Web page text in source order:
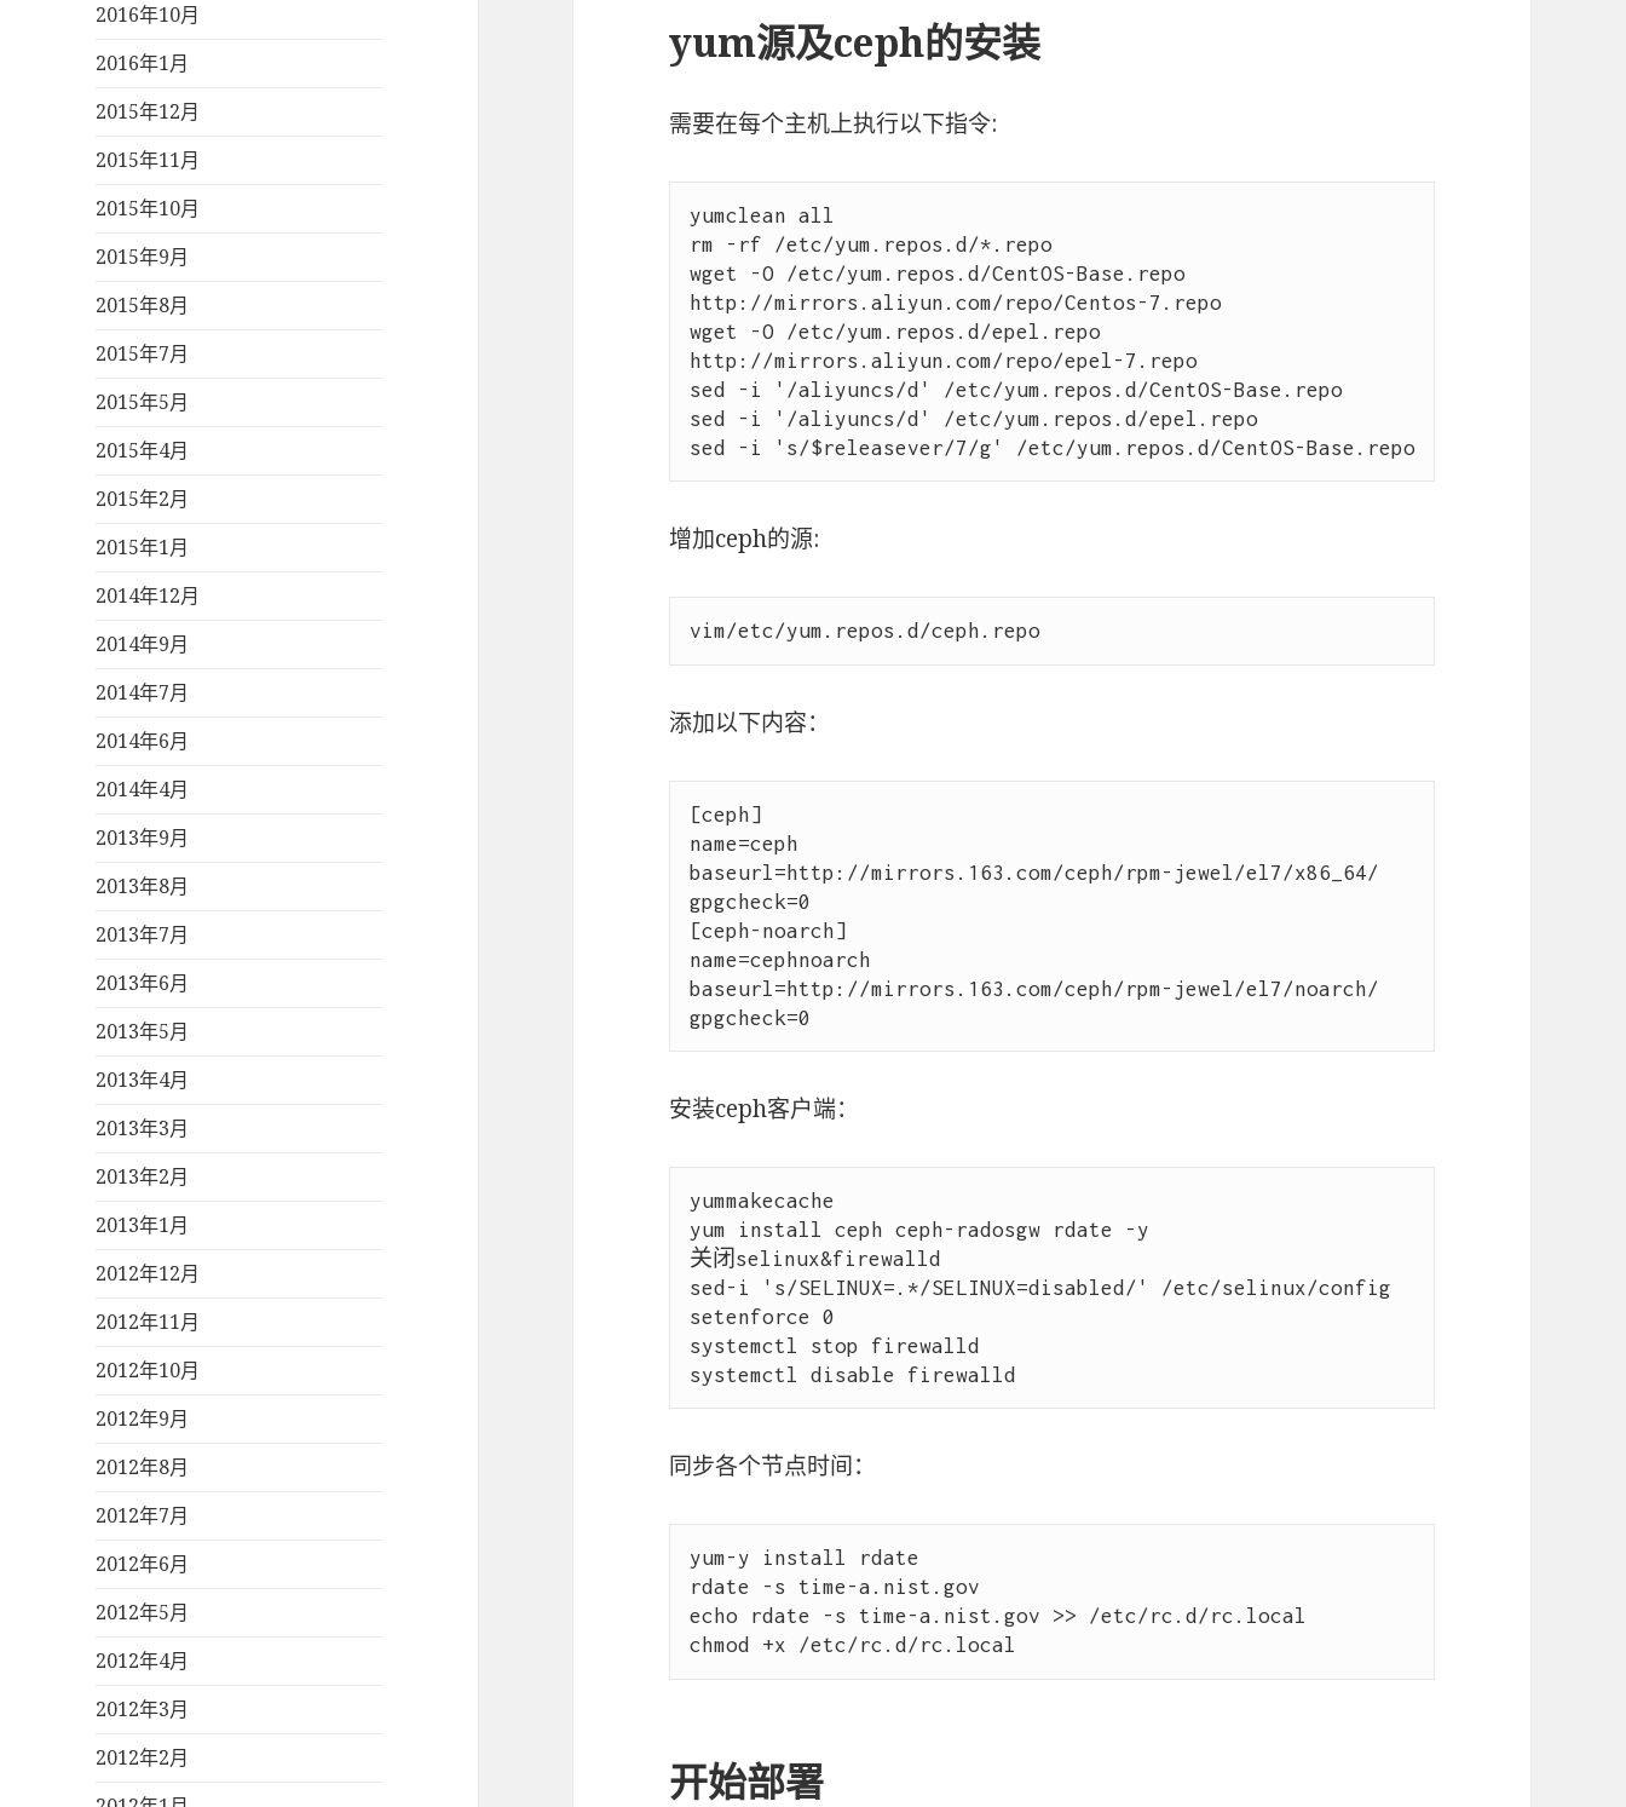
2016年10月
2016年1月
2015年12月
2015年11月
2015年10月
2015年9月
2015年8月
2015年7月
2015年5月
2015年4月
2015年2月
2015年1月
2014年12月
2014年9月
2014年7月
2014年6月
2014年4月
2013年9月
2013年8月
2013年7月
2013年6月
2013年5月
2013年4月
2013年3月
2013年2月
2013年1月
2012年12月
2012年11月
2012年10月
2012年9月
2012年8月
2012年7月
2012年6月
2012年5月
2012年4月
2012年3月
2012年2月
yum源及ceph的安装
需要在每个主机上执行以下指令:
yumclean all
rm -rf /etc/yum.repos.d/*.repo
wget -O /etc/yum.repos.d/CentOS-Base.repo
http://mirrors.aliyun.com/repo/Centos-7.repo
wget -O /etc/yum.repos.d/epel.repo
http://mirrors.aliyun.com/repo/epel-7.repo
sed -i '/aliyuncs/d' /etc/yum.repos.d/CentOS-Base.repo
sed -i '/aliyuncs/d' /etc/yum.repos.d/epel.repo
增加ceph的源:
添加以下内容：
[ceph]
name=ceph
baseurl=http://mirrors.163.com/ceph/rpm-jewel/el7/x86_64/
gpgcheck=0
[ceph-noarch]
name=cephnoarch
baseurl=http://mirrors.163.com/ceph/rpm-jewel/el7/noarch/
安装ceph客户端：
yummakecache
yum install ceph ceph-radosgw rdate -y
关闭selinux&firewalld
sed-i 's/SELINUX=.*/SELINUX=disabled/' /etc/selinux/config
setenforce 0
systemctl stop firewalld
同步各个节点时间：
yum-y install rdate
rdate -s time-a.nist.gov
echo rdate -s time-a.nist.gov >> /etc/rc.d/rc.local
开始部署